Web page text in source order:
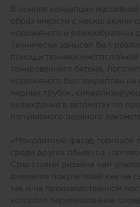
В основе концепции
образ емкости с несколькими
мороженого и разнообразных
Технически замысел был
помощи техники многослойной
тонированного бетона.
мороженого был закреплен на
медных трубок,
охлаждения в автоматах по
популярного ледяного
«Монолитный фасад торговой
среди других объектов
Средствами дизайна нам
внимание покупателей как на
так и на производственном
которого перемешивание